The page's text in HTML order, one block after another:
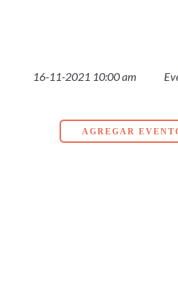
16-11-2021 10:00 am
AGREGAR